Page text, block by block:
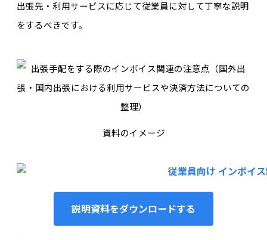
出張先・利用サービスに応じて従業員に対して丁寧な説明
をするべきです。
資料のイメージ
説明資料をダウンロードする